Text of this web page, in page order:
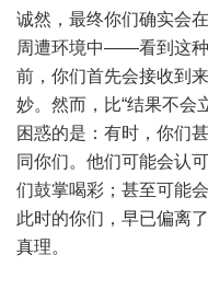
诚然，最终你们确实会
周遭环境中——看到这种
前，你们首先会接收到
妙。然而，比“结果不会
困惑的是：有时，你们
同你们。他们可能会认
们鼓掌喝彩；甚至可能
此时的你们，早已偏离
真理。